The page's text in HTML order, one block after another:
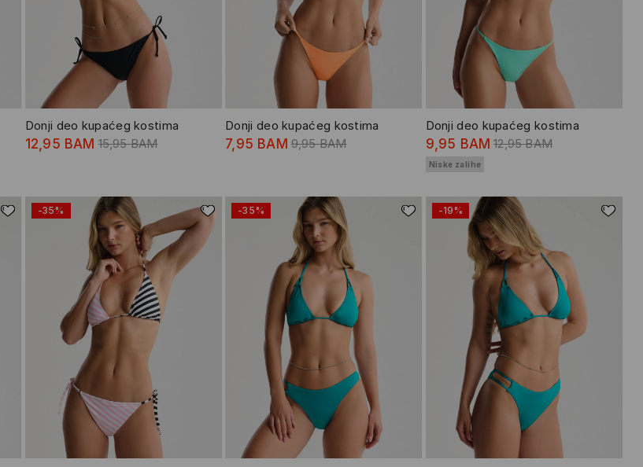
Donji deo kupaćeg kostima
12,95 BAM 15,95 BAM
Donji deo kupaćeg kostima
7,95 BAM 9,95 BAM
Donji deo kupaćeg kostima
9,95 BAM 12,95 BAM
Niske zalihe
-35% -35% -19%